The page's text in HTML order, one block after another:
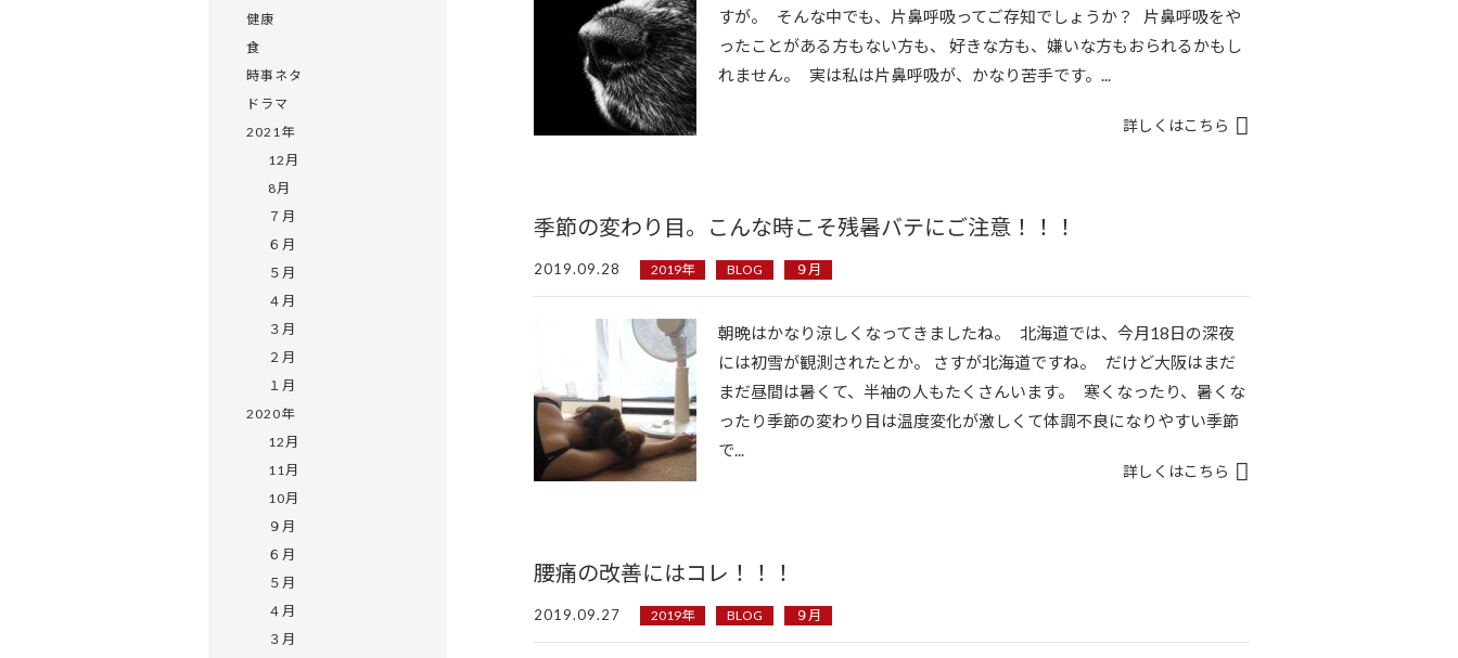
すが。 そんな中でも、片鼻呼吸ってご存知でしょうか？ 片鼻呼吸をや
ったことがある方もない方も、 好きな方も、嫌いな方もおられるかもし
れません。 実は私は片鼻呼吸が、かなり苦手です。...
詳しくはこちら
季節の変わり目。こんな時こそ残暑バテにご注意！！！
2019.09.28 2019年 BLOG ９月
朝晩はかなり涼しくなってきましたね。 北海道では、今月18日の深夜
には初雪が観測されたとか。 さすが北海道ですね。 だけど大阪はまだ
まだ昼間は暑くて、半袖の人もたくさんいます。 寒くなったり、暑くな
ったり季節の変わり目は温度変化が激しくて体調不良になりやすい季節
で...
詳しくはこちら
腰痛の改善にはコレ！！！
2019.09.27 2019年 BLOG ９月
健康
食
時事ネタ
ドラマ
2021年
12月
8月
７月
６月
５月
４月
３月
２月
１月
2020年
12月
11月
10月
９月
６月
５月
４月
３月